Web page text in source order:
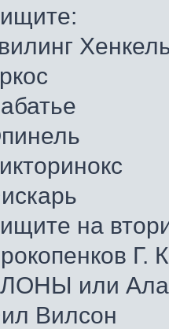
на
Г.
или
Вилсон